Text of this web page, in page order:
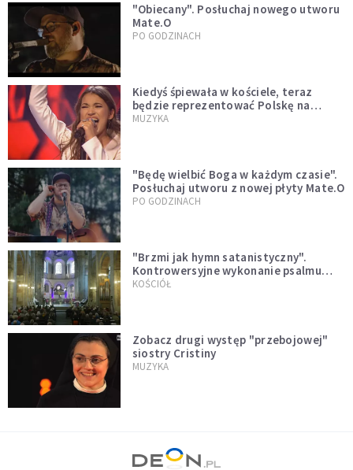
"Obiecany". Posłuchaj nowego utworu
Mate.O
PO GODZINACH
Kiedyś śpiewała w kościele, teraz
będzie reprezentować Polskę na
Eurowizji. Zobaczcie jej występ
MUZYKA
"Będę wielbić Boga w każdym czasie".
Posłuchaj utworu z nowej płyty Mate.O
PO GODZINACH
"Brzmi jak hymn satanistyczny".
Kontrowersyjne wykonanie psalmu
podczas mszy w Kolonii rozsierdziło
KOŚCIÓŁ
Zobacz drugi występ "przebojowej"
siostry Cristiny
MUZYKA